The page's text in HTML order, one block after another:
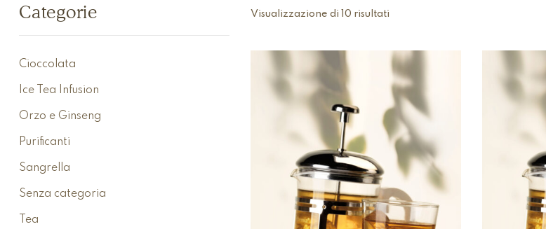
Visualizzazione di 10 risultati
Categorie
Cioccolata
Ice Tea Infusion
Orzo e Ginseng
Purificanti
Sangrella
Senza categoria
Tea